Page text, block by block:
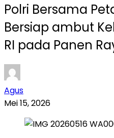
Polri Bersama
Bersiap ambut
RI pada Panen
Agus
Mei 15, 2026